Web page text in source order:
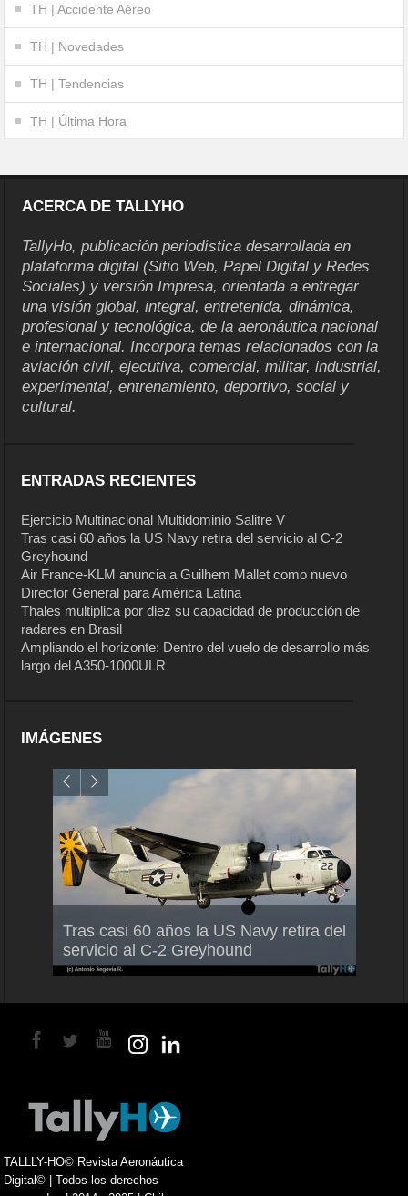
TH | Accidente Aéreo
TH | Novedades
TH | Tendencias
TH | Última Hora
ACERCA DE TALLYHO
TallyHo, publicación periodística desarrollada en
plataforma digital (Sitio Web, Papel Digital y Redes
Sociales) y versión Impresa, orientada a entregar
una visión global, integral, entretenida, dinámica,
profesional y tecnológica, de la aeronáutica nacional
e internacional. Incorpora temas relacionados con la
aviación civil, ejecutiva, comercial, militar, industrial,
experimental, entrenamiento, deportivo, social y
cultural.
ENTRADAS RECIENTES
Ejercicio Multinacional Multidominio Salitre V
Tras casi 60 años la US Navy retira del servicio al C-2
Greyhound
Air France-KLM anuncia a Guilhem Mallet como nuevo
Director General para América Latina
Thales multiplica por diez su capacidad de producción de
radares en Brasil
Ampliando el horizonte: Dentro del vuelo de desarrollo más
largo del A350-1000ULR
IMÁGENES
Tras casi 60 años la US Navy retira del
servicio al C-2 Greyhound
TALLLY-HO© Revista Aeronáutica
Digital© | Todos los derechos